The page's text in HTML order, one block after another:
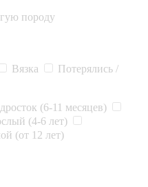
породу
Вязка
Потерялись /
(6-11 месяцев)
(4-6 лет)
(от 12 лет)